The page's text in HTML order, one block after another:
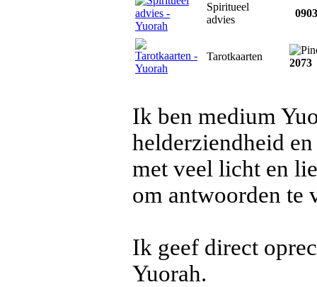
Spiritueel
advies
Tarotkaarten
2073
Ik ben medium
helderziendheid
met veel licht en
om antwoorden te
Ik geef direct
Yuorah.